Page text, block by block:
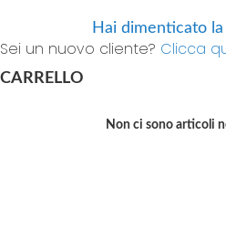
Hai dimenticato
Sei un nuovo cliente? Clicca
CARRELLO
Non ci sono articoli